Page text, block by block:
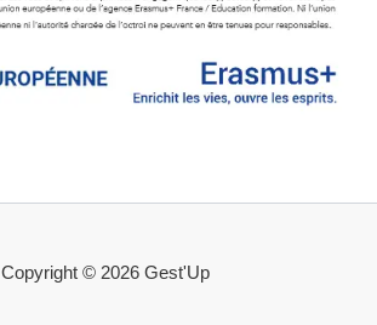
Copyright © 2026 Gest'Up